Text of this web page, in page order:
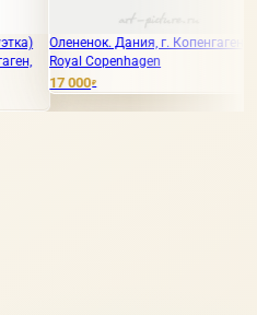
Дания, г. Копенгаген,
Утка. Дания,